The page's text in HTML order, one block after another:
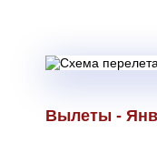
Вылеты -